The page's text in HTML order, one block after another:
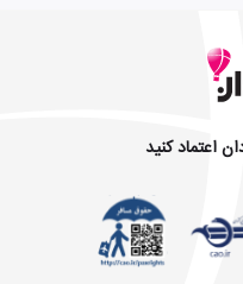
اعتماد کنید